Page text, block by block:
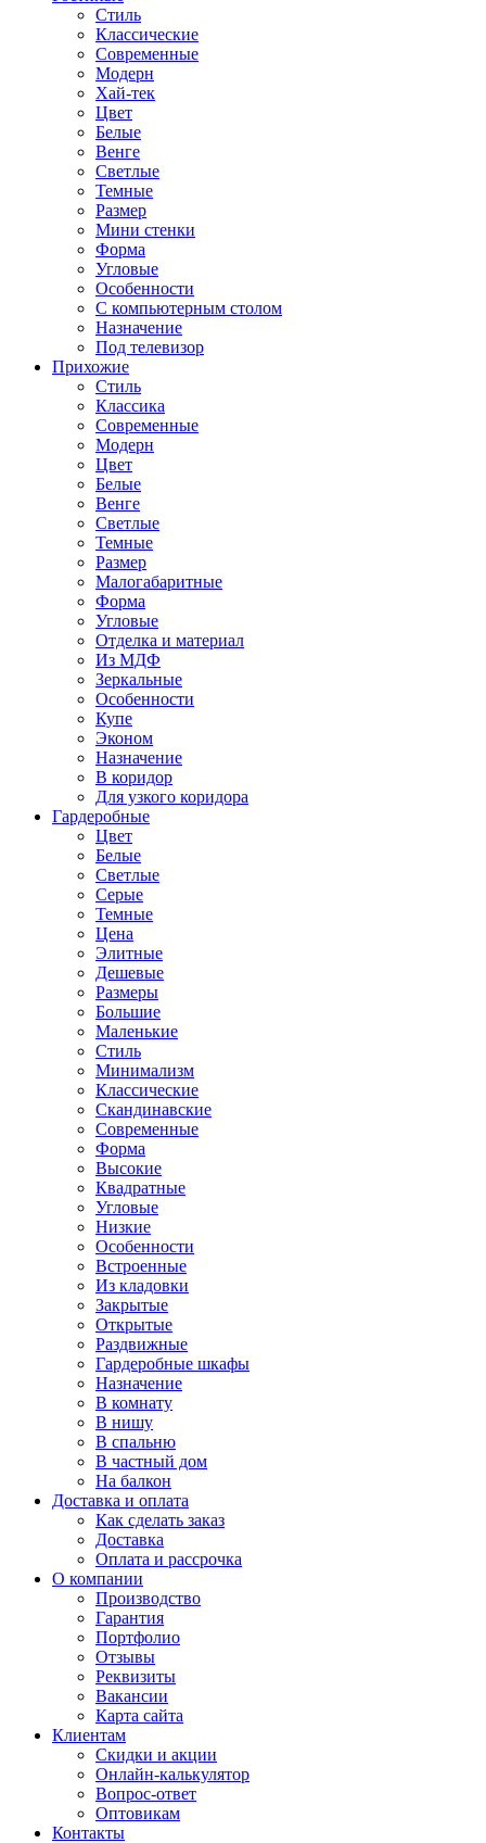
Стиль
Классические
Современные
Модерн
Хай-тек
Цвет
Белые
Венге
Светлые
Темные
Размер
Мини стенки
Форма
Угловые
Особенности
С компьютерным столом
Назначение
Под телевизор
Прихожие
Стиль
Классика
Современные
Модерн
Цвет
Белые
Венге
Светлые
Темные
Размер
Малогабаритные
Форма
Угловые
Отделка и материал
Из МДФ
Зеркальные
Особенности
Купе
Эконом
Назначение
В коридор
Для узкого коридора
Гардеробные
Цвет
Белые
Светлые
Серые
Темные
Цена
Элитные
Дешевые
Размеры
Большие
Маленькие
Стиль
Минимализм
Классические
Скандинавские
Современные
Форма
Высокие
Квадратные
Угловые
Низкие
Особенности
Встроенные
Из кладовки
Закрытые
Открытые
Раздвижные
Гардеробные шкафы
Назначение
В комнату
В нишу
В спальню
В частный дом
На балкон
Доставка и оплата
Как сделать заказ
Доставка
Оплата и рассрочка
О компании
Производство
Гарантия
Портфолио
Отзывы
Реквизиты
Вакансии
Карта сайта
Клиентам
Скидки и акции
Онлайн-калькулятор
Вопрос-ответ
Оптовикам
Контакты